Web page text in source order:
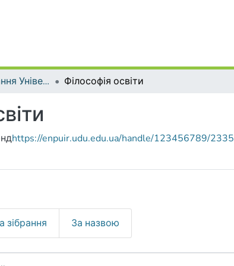
Серіальні видання Університету Філософія освіти
https://enpuir.udu.edu.ua/handle/123456789/2335
зібрання За назвою